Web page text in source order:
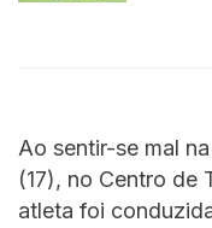
Ao sentir-se mal
(17), no Centro de
atleta foi